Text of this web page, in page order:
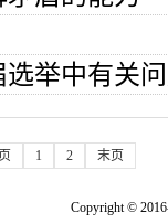
举中有关
1 2 末页
Copyright ©